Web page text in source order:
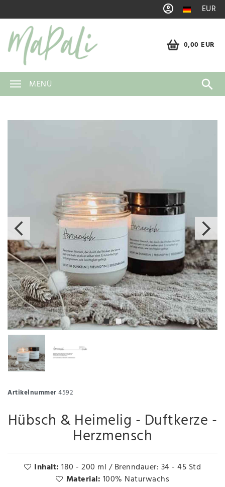
EUR
0,00 EUR
MENÜ
Artikelnummer4592
Hübsch & Heimelig - Duftkerze -
Herzmensch
Inhalt:180 - 200 ml / Brenndauer: 34 - 45 Std
Material: 100% Naturwachs